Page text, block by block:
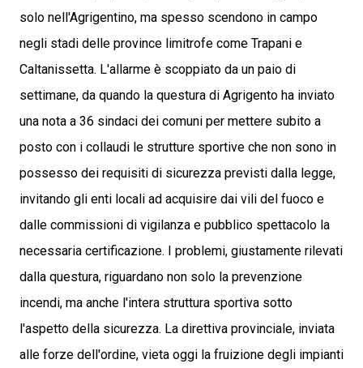
solo nell'Agrigentino, ma spesso scendono in campo
negli stadi delle province limitrofe come Trapani e
Caltanissetta. L'allarme è scoppiato da un paio di
settimane, da quando la questura di Agrigento ha inviato
una nota a 36 sindaci dei comuni per mettere subito a
posto con i collaudi le strutture sportive che non sono in
possesso dei requisiti di sicurezza previsti dalla legge,
invitando gli enti locali ad acquisire dai vili del fuoco e
dalle commissioni di vigilanza e pubblico spettacolo la
necessaria certificazione. I problemi, giustamente rilevati
dalla questura, riguardano non solo la prevenzione
incendi, ma anche l'intera struttura sportiva sotto
l'aspetto della sicurezza. La direttiva provinciale, inviata
alle forze dell'ordine, vieta oggi la fruizione degli impianti